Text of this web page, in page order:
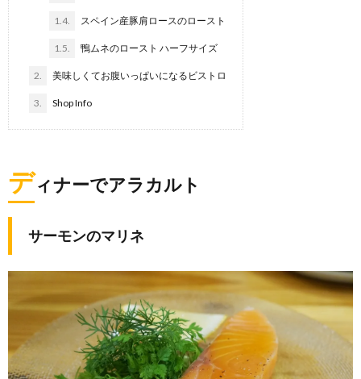
1.4. スペイン産豚肩ロースのロースト
1.5. 鴨ムネのロースト ハーフサイズ
2. 美味しくてお腹いっぱいになるビストロ
3. Shop Info
ディナーでアラカルト
サーモンのマリネ